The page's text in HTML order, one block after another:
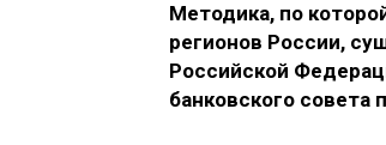
Методика, по
регионов России,
Российской
банковского совета